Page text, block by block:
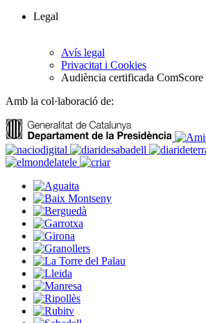
Legal
Avís legal
Privacitat i Cookies
Audiència certificada ComScore
Amb la col·laboració de: